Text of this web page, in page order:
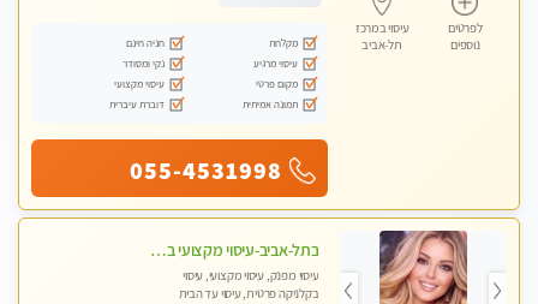
לפרטים
נוספים
עיסוי במרכז
תל-אביב
מקלחת
חניה חינם
עיסוי מרגיע
נקי ומסודר
מקום פרטי
עיסוי מקצועי
תמונה אמיתית
דוברת עיברית
055-4531998
בתל-אביב-עיסוי מקצועי ברמה אחת מעל הכולל אבנים חמות רקמות עמוק בשילוב של כל סוגי העיסוי.
עיסוי מפנק, עיסוי מקצועי, עיסוי
בקלניקה פרטית, עיסוי עד הבית